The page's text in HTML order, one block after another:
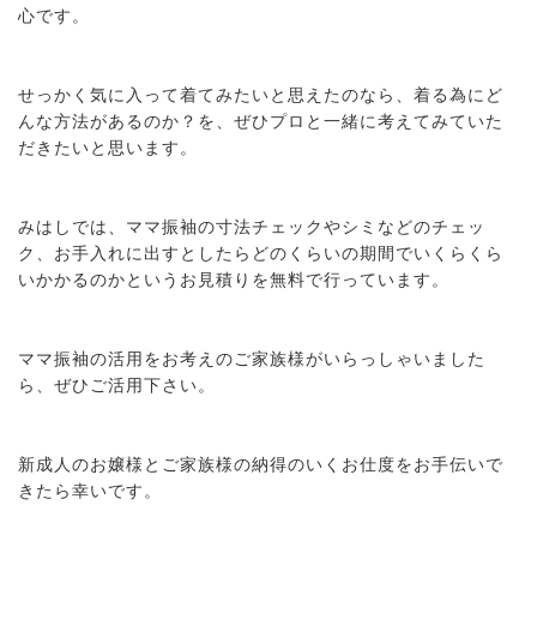
心です。
せっかく気に入って着てみたいと思えたのなら、着る為にど
んな方法があるのか？を、ぜひプロと一緒に考えてみていた
だきたいと思います。
みはしでは、ママ振袖の寸法チェックやシミなどのチェッ
ク、お手入れに出すとしたらどのくらいの期間でいくらくら
いかかるのかというお見積りを無料で行っています。
ママ振袖の活用をお考えのご家族様がいらっしゃいました
ら、ぜひご活用下さい。
新成人のお嬢様とご家族様の納得のいくお仕度をお手伝いで
きたら幸いです。